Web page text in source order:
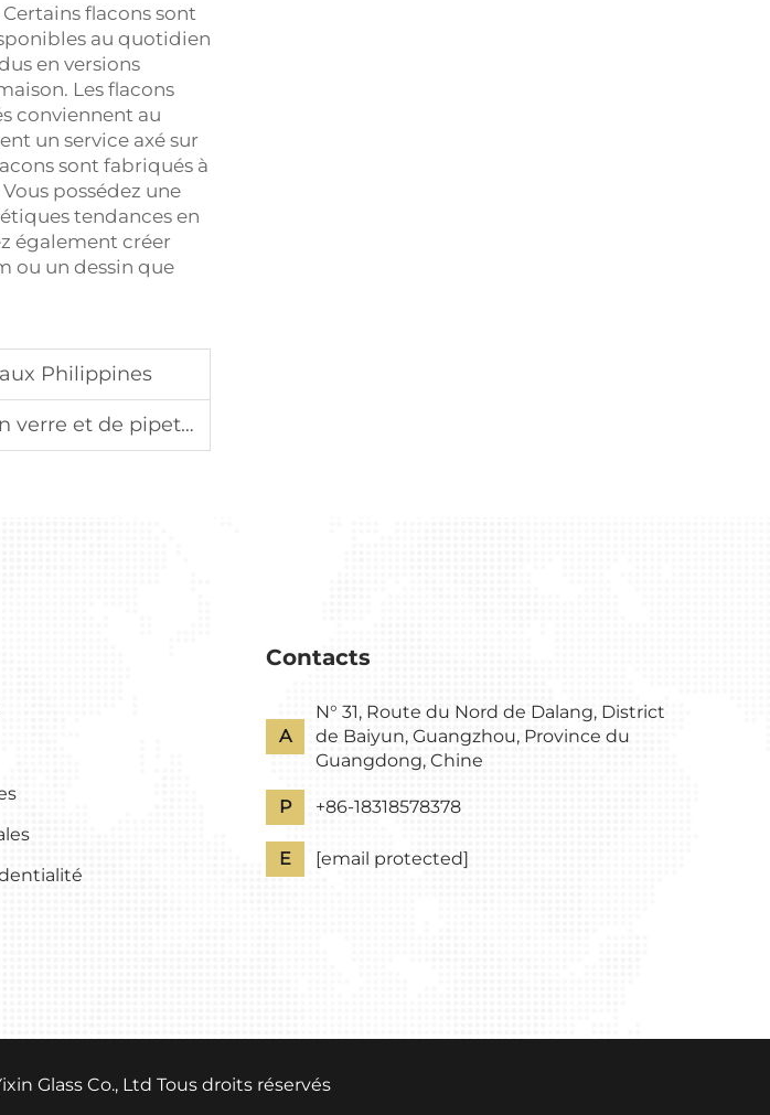
flacons sont
au quotidien
en versions
Les flacons
conviennent au
un service axé sur
sont fabriqués à
possédez une
tendances en
également créer
ou un dessin que
Philippines
et de pipettes
Contacts
A
N° 31, Route du Nord de Dalang, District
de Baiyun, Guangzhou, Province du
Guangdong, Chine
P +86-18318578378
E [email protected]
Glass Co., Ltd Tous droits réservés